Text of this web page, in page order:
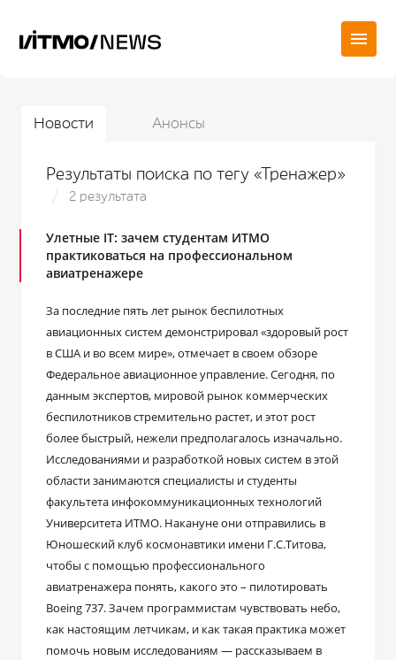
Новости Анонсы
Результаты поиска по тегу «Тренажер»
2 результата
Улетные IT: зачем студентам ИТМО
практиковаться на профессиональном
авиатренажере
За последние пять лет рынок беспилотных
авиационных систем демонстрировал «здоровый рост
в США и во всем мире», отмечает в своем обзоре
Федеральное авиационное управление. Сегодня, по
данным экспертов, мировой рынок коммерческих
беспилотников стремительно растет, и этот рост
более быстрый, нежели предполагалось изначально.
Исследованиями и разработкой новых систем в этой
области занимаются специалисты и студенты
факультета инфокоммуникационных технологий
Университета ИТМО. Накануне они отправились в
Юношеский клуб космонавтики имени Г.С.Титова,
чтобы с помощью профессионального
авиатренажера понять, какого это – пилотировать
Boeing 737. Зачем программистам чувствовать небо,
как настоящим летчикам, и как такая практика может
помочь новым исследованиям — рассказываем в